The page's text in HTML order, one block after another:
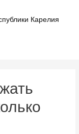
Карелия